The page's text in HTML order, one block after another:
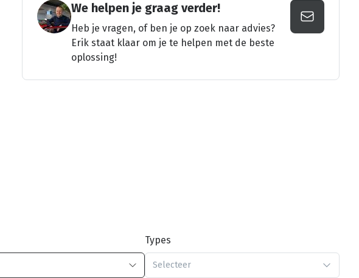
We helpen je graag verder!
Heb je vragen, of ben je op zoek naar advies?
Erik staat klaar om je te helpen met de beste
oplossing!
Types
Selecteer